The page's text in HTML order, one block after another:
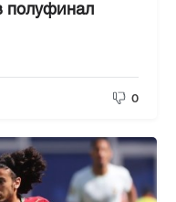
полуфинал
0